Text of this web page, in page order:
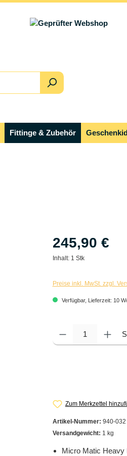
Fittinge & Zubehör
245,90 €
Inhalt: 1 Stk
Preise inkl. MwSt. zzgl.
Verfügbar, Lieferzeit: 10
Produkt Anzahl: Gib den
Zum Merkzettel
Artikel-Nummer: 940-032
Versandgewicht: 1 kg
Micro Matic Heavy